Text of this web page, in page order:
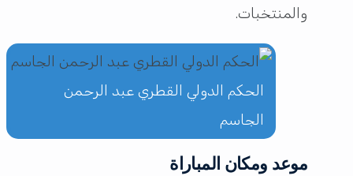
والمنتخبات.
الحكم الدولي القطري عبد الرحمن
الجاسم
موعد ومكان المباراة